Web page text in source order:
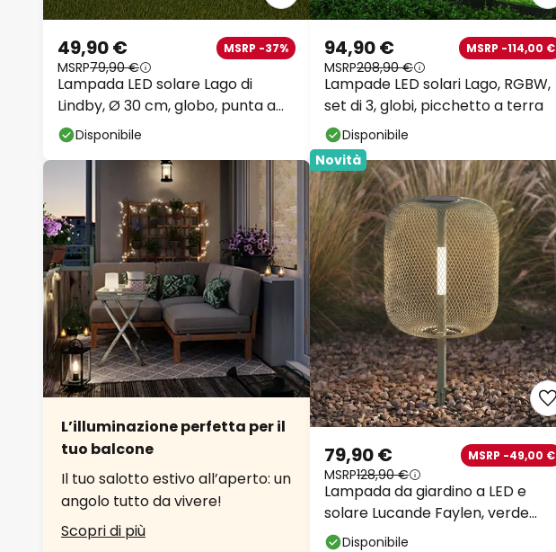
Lampada LED solare Lago di
Lindby, Ø 30 cm, globo, punta a
terra, bianco
49,90 € MSRP -37%
MSRP79,90 €
Disponibile
Lampade LED solari Lago, RGBW,
set di 3, globi, picchetto a terra
94,90 € MSRP -114,00 €
MSRP208,90 €
Disponibile
L’illuminazione perfetta per il
tuo balcone
Il tuo salotto estivo all’aperto: un
angolo tutto da vivere!
Scopri di più
Novità
Lampada da giardino a LED e
solare Lucande Faylen, verde
salvia, IP65
79,90 € MSRP -49,00 €
MSRP128,90 €
Disponibile